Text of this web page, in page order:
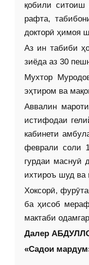
қобили ситоиш
рафта,
докторӣ ҳимоя
Аз ин табиби
зиёда аз 30
Мухтор
эҳтиром ва
Аввалин
истифодаи
кабинети
феврали соли
гурдаи маснуӣ
ихтироъ шуд ва
Хоксорӣ,
ба ҳисоб
мактаби
Далер
«Садои